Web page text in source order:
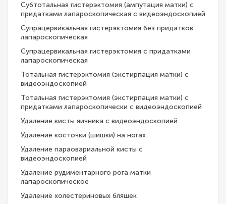
Субтотальная гистерэктомия (ампутация матки) с
придатками лапароскопическая с видеоэндоскопией
Супрацервикальная гистерэктомия без придатков
лапароскопическая
Супрацервикальная гистерэктомия с придатками
лапароскопическая
Тотальная гистерэктомия (экстирпация матки) с
видеоэндоскопией
Тотальная гистерэктомия (экстирпация матки) с
придатками лапароскопически с видеоэндоскопией
Удаление кисты яичника с видеоэндоскопией
Удаление косточки (шишки) на ногах
Удаление параовариальной кисты с
видеоэндоскопией
Удаление рудиментарного рога матки
лапароскопическое
Удаление холестериновых бляшек